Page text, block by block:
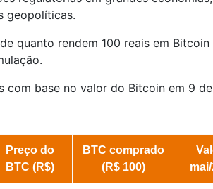
geopolíticas.
quanto rendem 100 reais em
com base no valor do Bitcoin em 9
Preço do
BTC (R$)
BTC comprado
(R$ 100)